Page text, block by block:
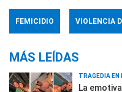
FEMICIDIO VIOLENCIA
MÁS LEÍDAS
TRAGEDIA EN
La